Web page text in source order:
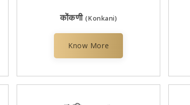
कोंकणी (Konkani)
Know More